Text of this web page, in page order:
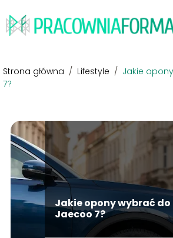
Strona główna / Lifestyle / Jakie
7?
Jakie opony wybrać do
Jaecoo 7?